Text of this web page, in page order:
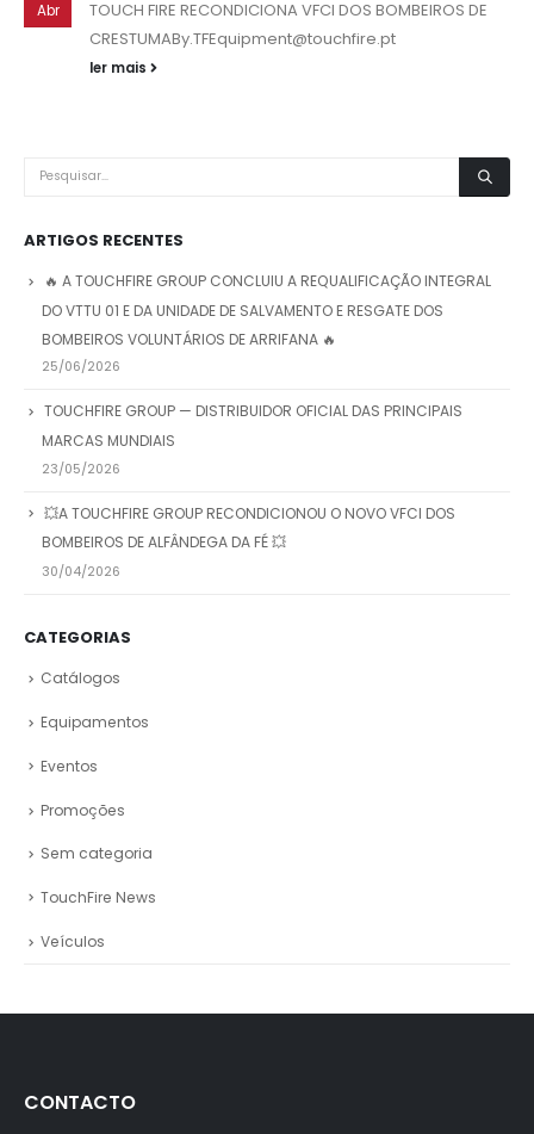
Abr
TOUCH FIRE RECONDICIONA VFCI DOS BOMBEIROS DE
CRESTUMABy.TFEquipment@touchfire.pt
ler mais
ARTIGOS RECENTES
🔥 A TOUCHFIRE GROUP CONCLUIU A REQUALIFICAÇÃO INTEGRAL
DO VTTU 01 E DA UNIDADE DE SALVAMENTO E RESGATE DOS
BOMBEIROS VOLUNTÁRIOS DE ARRIFANA 🔥
25/06/2026
TOUCHFIRE GROUP — DISTRIBUIDOR OFICIAL DAS PRINCIPAIS
MARCAS MUNDIAIS
23/05/2026
💥A TOUCHFIRE GROUP RECONDICIONOU O NOVO VFCI DOS
BOMBEIROS DE ALFÂNDEGA DA FÉ 💥
30/04/2026
CATEGORIAS
Catálogos
Equipamentos
Eventos
Promoções
Sem categoria
TouchFire News
Veículos
CONTACTO